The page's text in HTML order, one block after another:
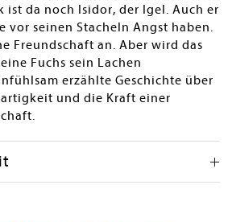
ist da noch Isidor, der Igel. Auch er
vor seinen Stacheln Angst haben.
Freundschaft an. Aber wird das
Fuchs sein Lachen
erzählte Geschichte über
und die Kraft einer